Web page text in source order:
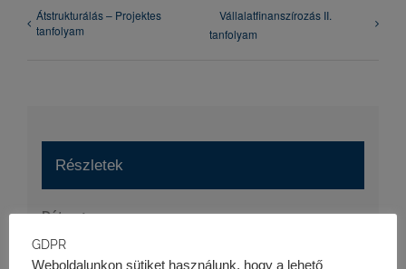
Átstrukturálás – Projektes
tanfolyam
Vállalatfinanszírozás II.
tanfolyam
Részletek
Dátum:
2019-06-04
GDPR
Weboldalunkon sütiket használunk, hogy a lehető